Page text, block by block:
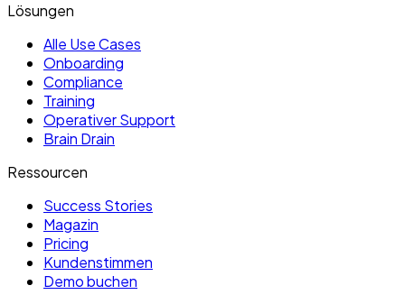
Lösungen
Alle Use Cases
Onboarding
Compliance
Training
Operativer Support
Brain Drain
Ressourcen
Success Stories
Magazin
Pricing
Kundenstimmen
Demo buchen